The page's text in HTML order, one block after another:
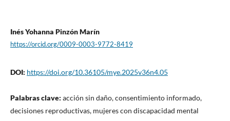
Inés Yohanna Pinzón Marín
https://orcid.org/0009-0003-9772-8419
DOI: https://doi.org/10.36105/mye.2025v36n4.05
Palabras clave: acción sin daño, consentimiento informado,
decisiones reproductivas, mujeres con discapacidad mental